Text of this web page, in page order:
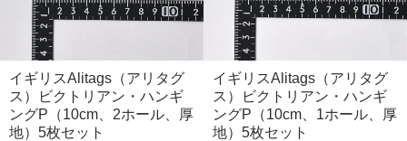
イギリスAlitags（アリタグ
ス）ビクトリアン・ハンギ
ングP（10cm、2ホール、厚
地）5枚セット
イギリスAlitags（アリタグ
ス）ビクトリアン・ハンギ
ングP（10cm、1ホール、厚
地）5枚セット